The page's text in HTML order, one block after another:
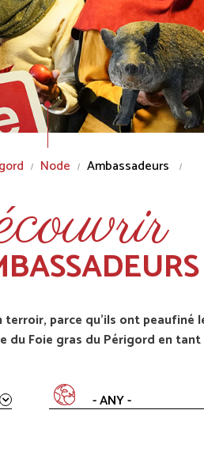
Node Ambassadeurs
parce qu’ils ont peaufiné
du Foie gras du Périgord en
- ANY -